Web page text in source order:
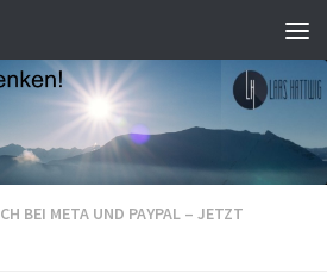
BEI META UND PAYPAL – JETZT